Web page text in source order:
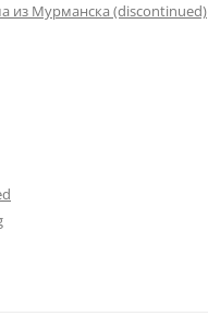
из Мурманска (discontinued)